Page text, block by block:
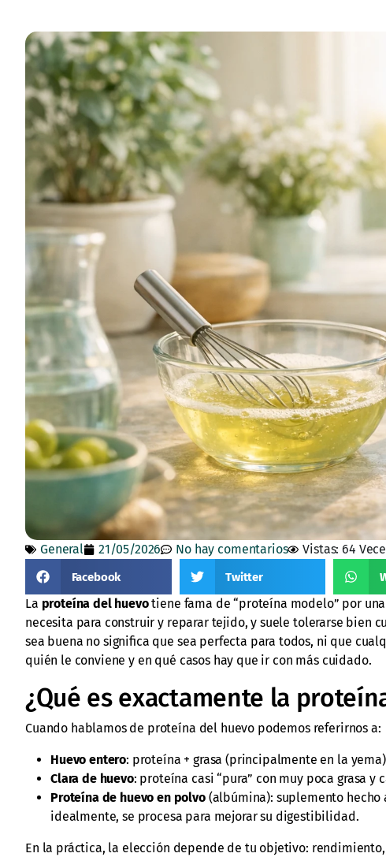
General 21/05/2026 No hay comentarios Vistas: 64
Facebook Twitter
La proteína del huevotiene fama de “proteína modelo” por
necesita para construir y reparar tejido, y suele tolerarse bien
sea buena no significa que sea perfecta para todos, ni que
quién le conviene y en qué casos hay que ir con más cuidado.
¿Qué es exactamente la
Cuando hablamos de proteína del huevo podemos referirnos a:
Huevo entero: proteína + grasa (principalmente en la
Clara de huevo: proteína casi “pura” con muy poca grasa y
Proteína de huevo en polvo(albúmina): suplemento hecho
idealmente, se procesa para mejorar su digestibilidad.
En la práctica, la elección depende de tu objetivo: